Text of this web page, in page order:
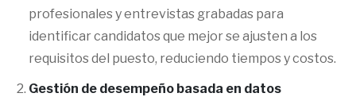
profesionales y entrevistas grabadas para
identificar candidatos que mejor se ajusten a los
requisitos del puesto, reduciendo tiempos y costos.
Gestión de desempeño basada en datos